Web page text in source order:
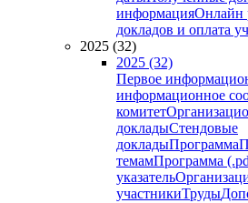
информацияОнлайн
докладов и оплата
2025 (32)
2025 (32)
Первое
информационное
комитет
докладыСтендовые
докладыПрограмма
темамПрограмма
указатель
участникиТруды